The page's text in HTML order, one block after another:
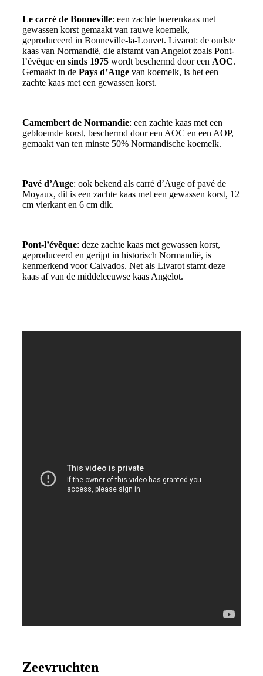
Le carré de Bonneville: een zachte boerenkaas met
gewassen korst gemaakt van rauwe koemelk,
geproduceerd in Bonneville-la-Louvet. Livarot: de oudste
kaas van Normandië, die afstamt van Angelot zoals Pont-
l’évêque en sinds 1975 wordt beschermd door een AOC.
Gemaakt in de Pays d’Auge van koemelk, is het een
zachte kaas met een gewassen korst.
Camembert de Normandie: een zachte kaas met een
gebloemde korst, beschermd door een AOC en een AOP,
gemaakt van ten minste 50% Normandische koemelk.
Pavé d’Auge: ook bekend als carré d’Auge of pavé de
Moyaux, dit is een zachte kaas met een gewassen korst, 12
cm vierkant en 6 cm dik.
Pont-l’évêque: deze zachte kaas met gewassen korst,
geproduceerd en gerijpt in historisch Normandië, is
kenmerkend voor Calvados. Net als Livarot stamt deze
kaas af van de middeleeuwse kaas Angelot.
Zeevruchten